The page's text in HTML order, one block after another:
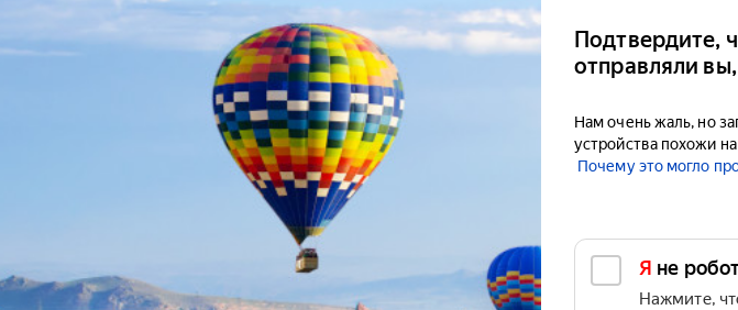
Подтвердите,
отправляли
Нам очень жаль, но
устройства похожи
Почему это могло
Я не
Нажмите,